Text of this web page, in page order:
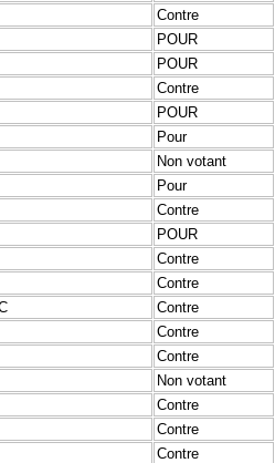
Contre
POUR
POUR
Contre
POUR
Pour
Non votant
Pour
Contre
POUR
Contre
Contre
Contre
Contre
Contre
Non votant
Contre
Contre
Contre